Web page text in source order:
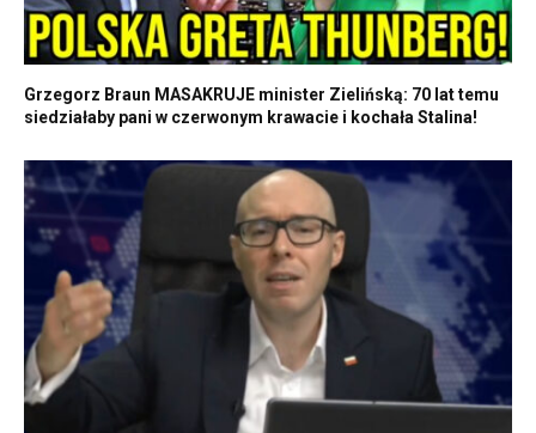
Grzegorz Braun MASAKRUJE minister Zielińską: 70 lat temu
siedziałaby pani w czerwonym krawacie i kochała Stalina!